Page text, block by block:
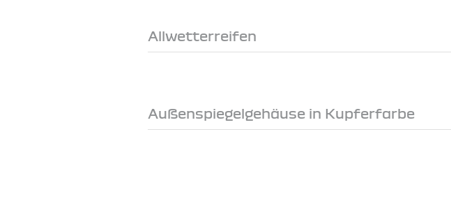
Allwetterreifen
Außenspiegelgehäuse in Kupferfarbe